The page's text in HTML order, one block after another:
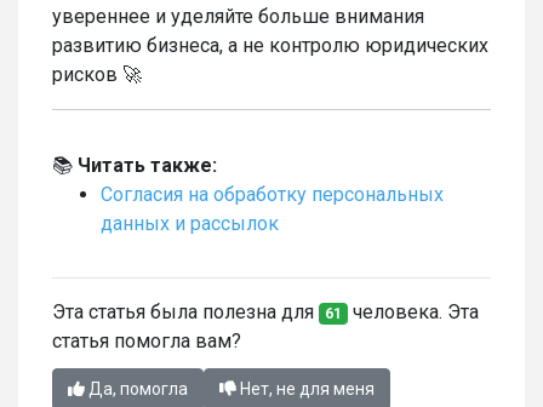
увереннее и уделяйте больше внимания
развитию бизнеса, а не контролю юридических
рисков 🚀
📚 Читать также:
Согласия на обработку персональных
данных и рассылок
Эта статья была полезна для 61 человека. Эта
статья помогла вам?
Да, помогла Нет, не для меня